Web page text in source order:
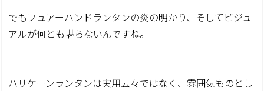
でもフュアーハンドランタンの炎の明かり、そしてビジュ
アルが何とも堪らないんですね。
ハリケーンランタンは実用云々ではなく、雰囲気ものとし